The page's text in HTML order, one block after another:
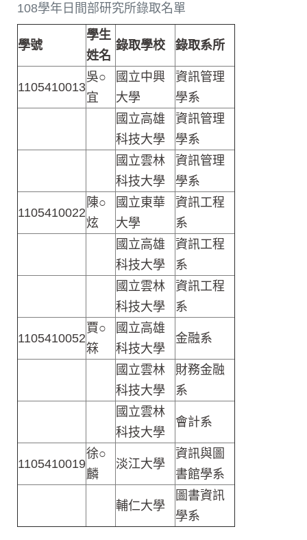
108學年日間部研究所錄取名單
學號
學生
姓名
錄取學校 錄取系所
1105410013
吳○
宜
國立中興
大學
資訊管理
學系
國立高雄
科技大學
資訊管理
學系
國立雲林
科技大學
資訊管理
學系
1105410022
陳○
炫
國立東華
大學
資訊工程
系
國立高雄
科技大學
資訊工程
系
國立雲林
科技大學
資訊工程
系
1105410052
賈○
箖
國立高雄
科技大學
金融系
國立雲林
科技大學
財務金融
系
國立雲林
科技大學
會計系
1105410019
徐○
麟
淡江大學
資訊與圖
書館學系
輔仁大學
圖書資訊
學系